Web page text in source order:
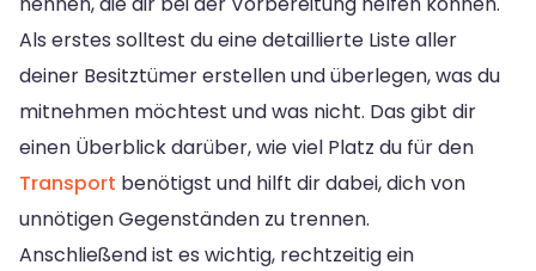
Als erstes solltest du eine detaillierte Liste aller
deiner Besitztümer erstellen und überlegen, was du
mitnehmen möchtest und was nicht. Das gibt dir
einen Überblick darüber, wie viel Platz du für den
Transport benötigst und hilft dir dabei, dich von
unnötigen Gegenständen zu trennen.
Anschließend ist es wichtig, rechtzeitig ein